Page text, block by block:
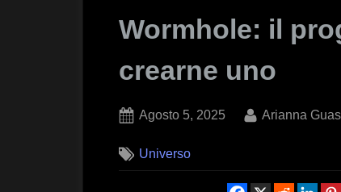
Wormhole: il
crearne uno
Posted
Agosto 5, 2025 By
Arianna
Universo